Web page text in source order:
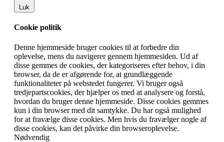
Luk
Cookie politik
Denne hjemmeside bruger cookies til at forbedre din
oplevelse, mens du navigerer gennem hjemmesiden. Ud af
disse gemmes de cookies, der kategoriseres efter behov, i din
browser, da de er afgørende for, at grundlæggende
funktionaliteter på webstedet fungerer. Vi bruger også
tredjepartscookies, der hjælper os med at analysere og forstå,
hvordan du bruger denne hjemmeside. Disse cookies gemmes
kun i din browser med dit samtykke. Du har også mulighed
for at fravælge disse cookies. Men hvis du fravælger nogle af
disse cookies, kan det påvirke din browseroplevelse.
Nødvendig